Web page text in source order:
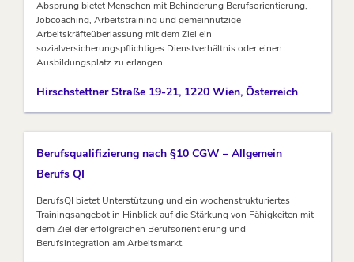
Absprung bietet Menschen mit Behinderung Berufsorientierung,
Jobcoaching, Arbeitstraining und gemeinnützige
Arbeitskräfteüberlassung mit dem Ziel ein
sozialversicherungspflichtiges Dienstverhältnis oder einen
Ausbildungsplatz zu erlangen.
Hirschstettner Straße 19-21, 1220 Wien, Österreich
Berufsqualifizierung nach §10 CGW – Allgemein
Berufs QI
BerufsQI bietet Unterstützung und ein wochenstrukturiertes
Trainingsangebot in Hinblick auf die Stärkung von Fähigkeiten mit
dem Ziel der erfolgreichen Berufsorientierung und
Berufsintegration am Arbeitsmarkt.